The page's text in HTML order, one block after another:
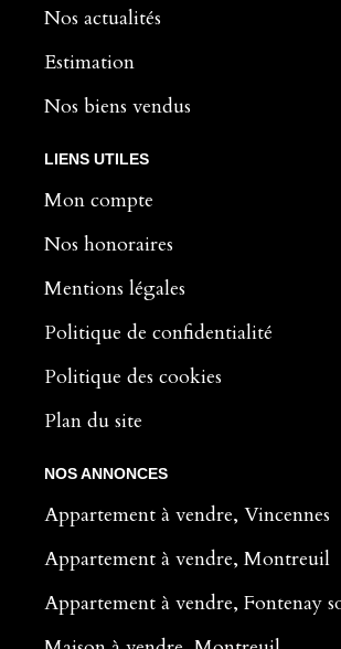
Nos actualités
Estimation
Nos biens vendus
LIENS UTILES
Mon compte
Nos honoraires
Mentions légales
Politique de confidentialité
Politique des cookies
Plan du site
NOS ANNONCES
Appartement à vendre, Vincennes
Appartement à vendre, Montreuil
Appartement à vendre, Fontenay